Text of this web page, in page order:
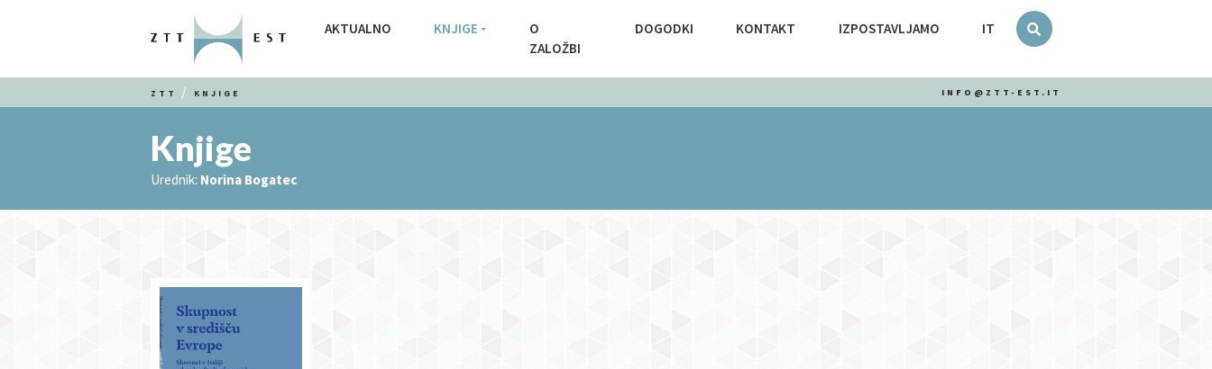
AKTUALNO KNJIGE
O
ZALOŽBI
DOGODKI KONTAKT IZPOSTAVLJAMO IT
ZTT KNJIGE INFO@ZTT-EST.IT
Knjige
Urednik: Norina Bogatec